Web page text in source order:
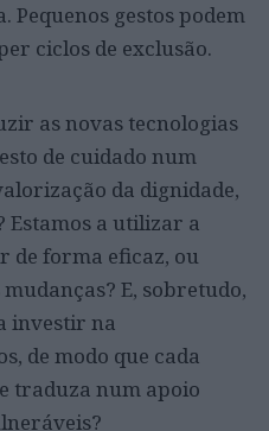
Pequenos gestos podem
ciclos de exclusão.
as novas tecnologias
de cuidado num
da dignidade,
Estamos a utilizar a
de forma eficaz, ou
E, sobretudo,
investir na
de modo que cada
traduza num apoio